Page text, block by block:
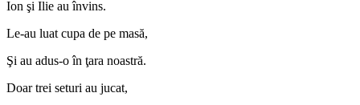
Ion şi Ilie au învins.
Le-au luat cupa de pe masă,
Şi au adus-o în ţara noastră.
Doar trei seturi au jucat,